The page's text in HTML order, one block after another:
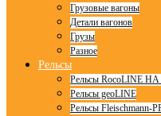
Грузовые вагоны
Детали вагонов
Грузы
Разное
Рельсы
Рельсы RocoLINE
Рельсы geoLINE
Рельсы Fleischmann-